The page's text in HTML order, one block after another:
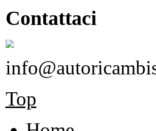
Contattaci
Top